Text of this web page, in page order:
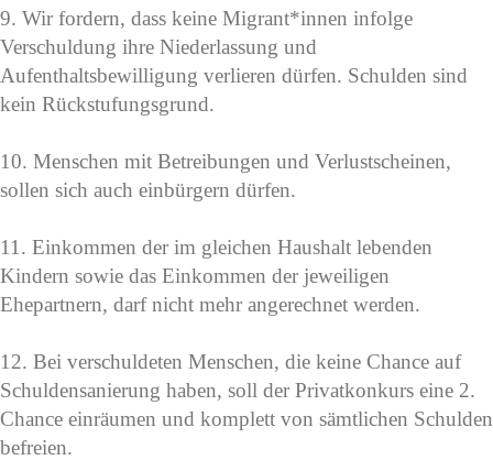
9. Wir fordern, dass keine Migrant*innen infolge
Verschuldung ihre Niederlassung und
Aufenthaltsbewilligung verlieren dürfen. Schulden sind
kein Rückstufungsgrund.
10. Menschen mit Betreibungen und Verlustscheinen,
sollen sich auch einbürgern dürfen.
11. Einkommen der im gleichen Haushalt lebenden
Kindern sowie das Einkommen der jeweiligen
Ehepartnern, darf nicht mehr angerechnet werden.
12. Bei verschuldeten Menschen, die keine Chance auf
Schuldensanierung haben, soll der Privatkonkurs eine 2.
Chance einräumen und komplett von sämtlichen Schulden
befreien.